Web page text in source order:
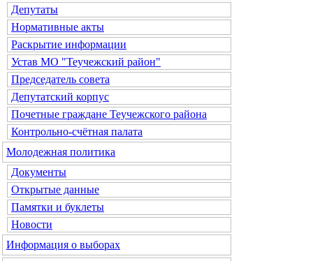
Депутаты
Нормативные акты
Раскрытие информации
Устав МО "Теучежский район"
Председатель совета
Депутатский корпус
Почетные граждане Теучежского района
Контрольно-счётная палата
Молодежная политика
Документы
Открытые данные
Памятки и буклеты
Новости
Информация о выборах